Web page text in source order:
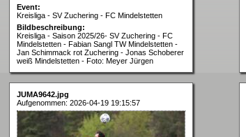
Event:
Kreisliga - SV Zuchering - FC Mindelstetten
Bildbeschreibung:
Kreisliga - Saison 2025/26- SV Zuchering - FC
Mindelstetten - Fabian Sangl TW Mindelstetten -
Jan Schimmack rot Zuchering - Jonas Schoberer
weiß Mindelstetten - Foto: Meyer Jürgen
JUMA9642.jpg
Aufgenommen: 2026-04-19 19:15:57